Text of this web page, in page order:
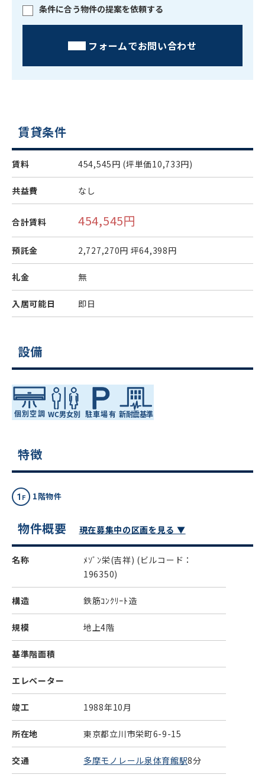
条件に合う物件の提案を依頼する
フォームでお問い合わせ
賃貸条件
賃料 454,545円 (坪単価10,733円)
共益費 なし
合計賃料 454,545円
預託金 2,727,270円 坪64,398円
礼金 無
入居可能日 即日
設備
特徴
1階物件
物件概要 現在募集中の区画を見る ▼
名称 ﾒｿﾞﾝ栄(吉祥) (ビルコード：
196350)
構造 鉄筋ｺﾝｸﾘｰﾄ造
規模 地上4階
基準階面積
エレベーター
竣工 1988年10月
所在地 東京都立川市栄町6-9-15
交通 多摩モノレール泉体育館駅8分